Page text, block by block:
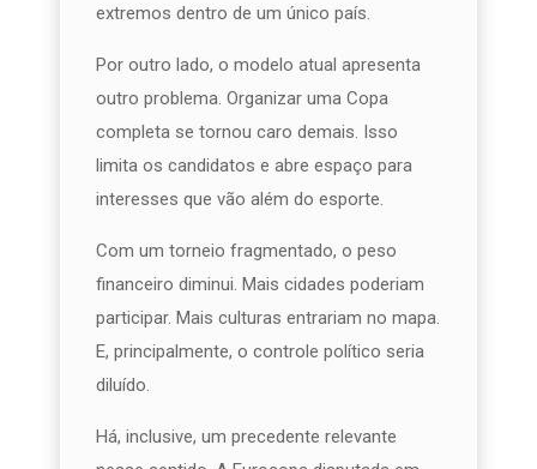
extremos dentro de um único país.
Por outro lado, o modelo atual apresenta
outro problema. Organizar uma Copa
completa se tornou caro demais. Isso
limita os candidatos e abre espaço para
interesses que vão além do esporte.
Com um torneio fragmentado, o peso
financeiro diminui. Mais cidades poderiam
participar. Mais culturas entrariam no mapa.
E, principalmente, o controle político seria
diluído.
Há, inclusive, um precedente relevante